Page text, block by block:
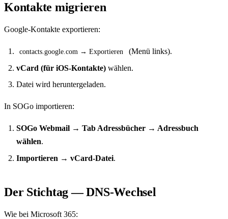
Kontakte migrieren
Google-Kontakte exportieren:
contacts.google.com → Exportieren
(Menü links).
vCard (für iOS-Kontakte) wählen.
Datei wird heruntergeladen.
In SOGo importieren:
SOGo Webmail → Tab Adressbücher → Adressbuch
wählen.
Importieren → vCard-Datei.
Der Stichtag — DNS-Wechsel
Wie bei Microsoft 365: